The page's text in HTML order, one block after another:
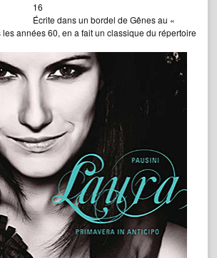
16
Écrite dans un bordel de Gênes au «
années 60, en a fait un classique du répertoire